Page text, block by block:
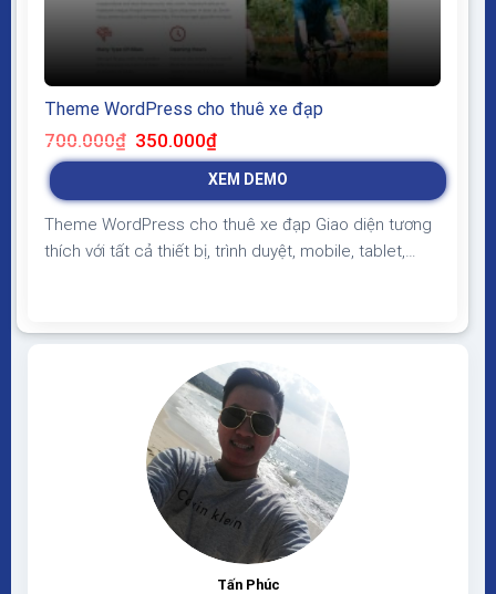
Theme WordPress cho thuê xe đạp
700.000₫ Giá
gốc
là:
350.000₫Giá
tại
là:
XEM DEMO
Theme WordPress cho thuê xe đạp Giao diện tương
thích với tất cả thiết bị, trình duyệt, mobile, tablet,
load nhanh nhẹ tối ưu với các công cụ tìm kiếm
Theme sạch hoàn toàn 100% không virus,...
Tấn Phúc